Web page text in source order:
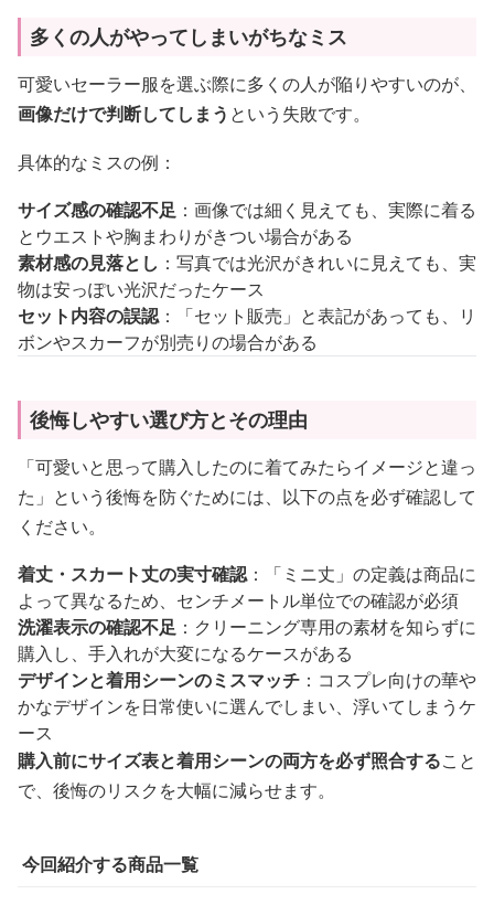
多くの人がやってしまいがちなミス
可愛いセーラー服を選ぶ際に多くの人が陥りやすいのが、
画像だけで判断してしまう という失敗です。
具体的なミスの例：
サイズ感の確認不足 ：画像では細く見えても、実際に着る
とウエストや胸まわりがきつい場合がある
素材感の見落とし ：写真では光沢がきれいに見えても、実
物は安っぽい光沢だったケース
セット内容の誤認：「セット販売」と表記があっても、リ
ボンやスカーフが別売りの場合がある
後悔しやすい選び方とその理由
「可愛いと思って購入したのに着てみたらイメージと違っ
た」という後悔を防ぐためには、以下の点を必ず確認して
ください。
着丈・スカート丈の実寸確認：「ミニ丈」の定義は商品に
よって異なるため、センチメートル単位での確認が必須
洗濯表示の確認不足 ：クリーニング専用の素材を知らずに
購入し、手入れが大変になるケースがある
デザインと着用シーンのミスマッチ ：コスプレ向けの華や
かなデザインを日常使いに選んでしまい、浮いてしまうケ
ース
購入前にサイズ表と着用シーンの両方を必ず照合すること
で、後悔のリスクを大幅に減らせます。
今回紹介する商品一覧